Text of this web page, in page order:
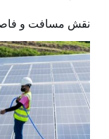
نقش مسافت و